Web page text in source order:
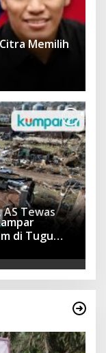
Memilih
Tewas
di Tugu